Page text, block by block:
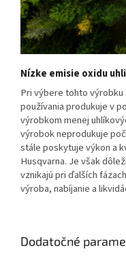
Nízke emisie oxidu
Pri výbere tohto
používania produkuje v
výrobkom menej
výrobok neprodukuje
stále poskytuje výkon a
Husqvarna. Je však
vznikajú pri ďalších
výroba, nabíjanie a
Dodatočné